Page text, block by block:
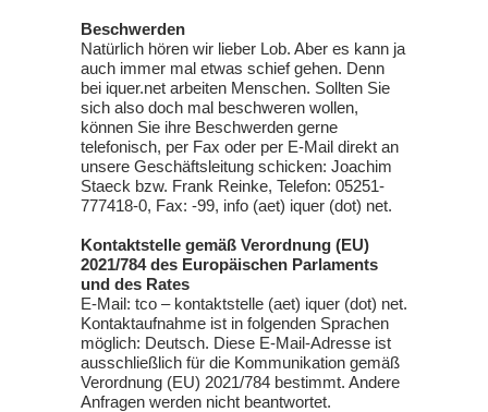
Beschwerden
Natürlich hören wir lieber Lob. Aber es kann ja
auch immer mal etwas schief gehen. Denn
bei iquer.net arbeiten Menschen. Sollten Sie
sich also doch mal beschweren wollen,
können Sie ihre Beschwerden gerne
telefonisch, per Fax oder per E-Mail direkt an
unsere Geschäftsleitung schicken: Joachim
Staeck bzw. Frank Reinke, Telefon: 05251-
777418-0, Fax: -99, info (aet) iquer (dot) net.
Kontaktstelle gemäß Verordnung (EU)
2021/784 des Europäischen Parlaments
und des Rates
E-Mail: tco – kontaktstelle (aet) iquer (dot) net.
Kontaktaufnahme ist in folgenden Sprachen
möglich: Deutsch. Diese E-Mail-Adresse ist
ausschließlich für die Kommunikation gemäß
Verordnung (EU) 2021/784 bestimmt. Andere
Anfragen werden nicht beantwortet.